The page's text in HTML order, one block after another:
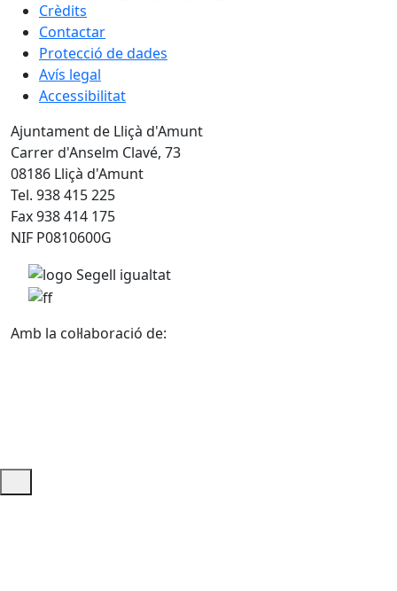
Crèdits
Contactar
Protecció de dades
Avís legal
Accessibilitat
Ajuntament de Lliçà d'Amunt
Carrer d'Anselm Clavé, 73
08186 Lliçà d'Amunt
Tel. 938 415 225
Fax 938 414 175
NIF P0810600G
Amb la col·laboració de: